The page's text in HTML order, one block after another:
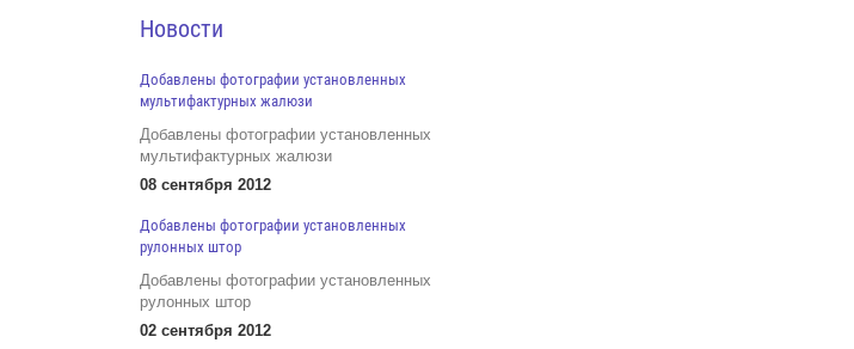
Новости
Добавлены фотографии установленных
мультифактурных жалюзи
Добавлены фотографии установленных
мультифактурных жалюзи
08 сентября 2012
Добавлены фотографии установленных
рулонных штор
Добавлены фотографии установленных
рулонных штор
02 сентября 2012